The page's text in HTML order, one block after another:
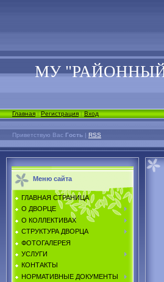
МУ
Главная|Регистрация|Вход
Приветствую Вас Гость | RSS
Меню сайта
ГЛАВНАЯ СТРАНИЦА
О ДВОРЦЕ
О КОЛЛЕКТИВАХ
СТРУКТУРА ДВОРЦА
ФОТОГАЛЕРЕЯ
УСЛУГИ
КОНТАКТЫ
НОРМАТИВНЫЕ ДОКУМЕНТЫ